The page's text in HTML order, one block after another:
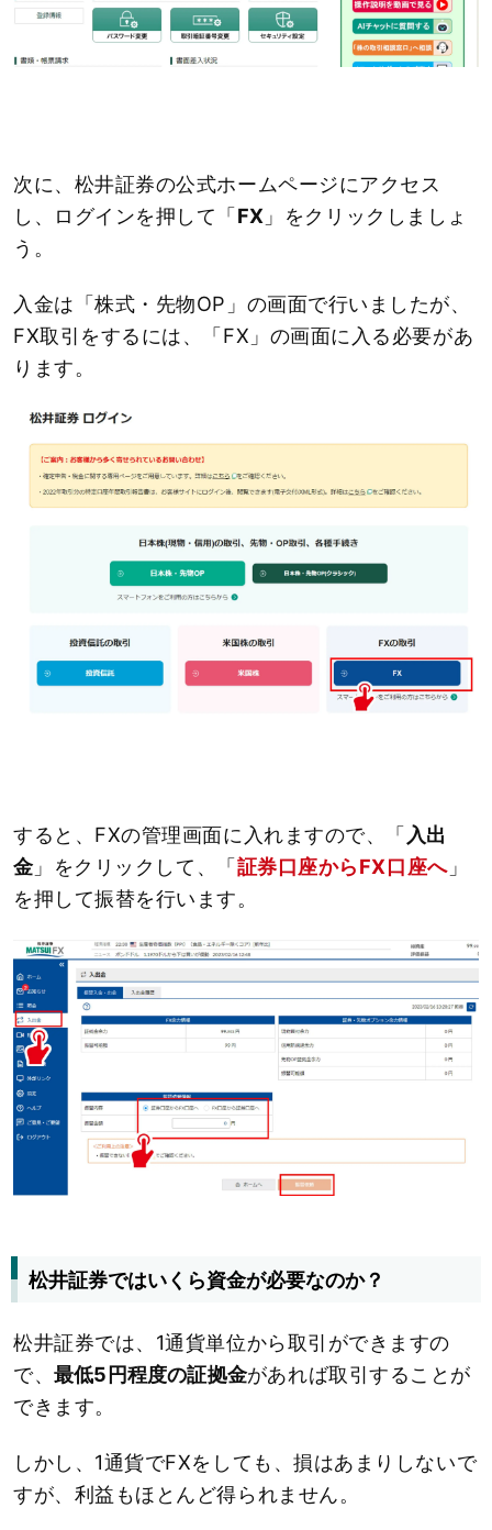
次に、松井証券の公式ホームページにアクセス
し、ログインを押して「FX 」をクリックしましょ
う。
入金は「株式・先物OP」の画面で行いましたが、
FX取引をするには、「FX」の画面に入る必要があ
ります。
すると、FXの管理画面に入れますので、「 入出
金」をクリックして、「証券口座からFX口座へ」
を押して振替を行います。
松井証券ではいくら資金が必要なのか？
松井証券では、1通貨単位から取引ができますの
で、最低5円程度の証拠金があれば取引することが
できます。
しかし、1通貨でFXをしても、損はあまりしないで
すが、利益もほとんど得られません。